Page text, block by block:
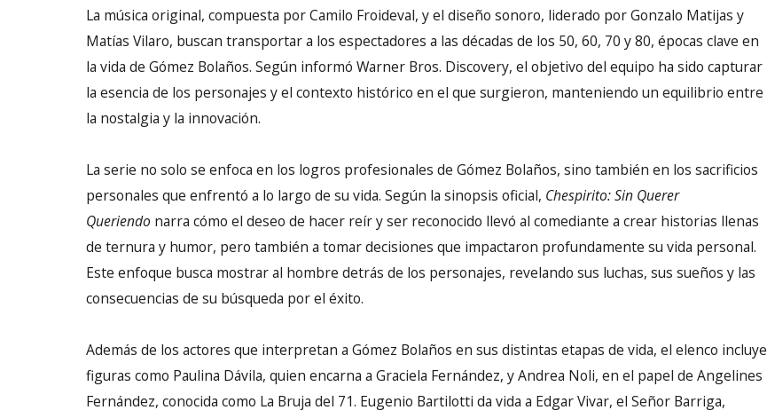
La música original, compuesta por Camilo Froideval, y el diseño sonoro, liderado por Gonzalo Matijas y
Matías Vilaro, buscan transportar a los espectadores a las décadas de los 50, 60, 70 y 80, épocas clave en
la vida de Gómez Bolaños. Según informó Warner Bros. Discovery, el objetivo del equipo ha sido capturar
la esencia de los personajes y el contexto histórico en el que surgieron, manteniendo un equilibrio entre
la nostalgia y la innovación.
La serie no solo se enfoca en los logros profesionales de Gómez Bolaños, sino también en los sacrificios
personales que enfrentó a lo largo de su vida. Según la sinopsis oficial, Chespirito: Sin Querer
Queriendo narra cómo el deseo de hacer reír y ser reconocido llevó al comediante a crear historias llenas
de ternura y humor, pero también a tomar decisiones que impactaron profundamente su vida personal.
Este enfoque busca mostrar al hombre detrás de los personajes, revelando sus luchas, sus sueños y las
consecuencias de su búsqueda por el éxito.
Además de los actores que interpretan a Gómez Bolaños en sus distintas etapas de vida, el elenco incluye
figuras como Paulina Dávila, quien encarna a Graciela Fernández, y Andrea Noli, en el papel de Angelines
Fernández, conocida como La Bruja del 71. Eugenio Bartilotti da vida a Edgar Vivar, el Señor Barriga,